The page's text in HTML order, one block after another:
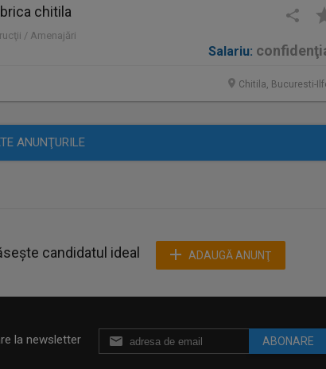
chitila
/ Amenajări
Salariu:
Chitila, Bucuresti-
ANUNŢURILE
candidatul ideal ADAUGĂ ANUNŢ
la newsletter ABONARE